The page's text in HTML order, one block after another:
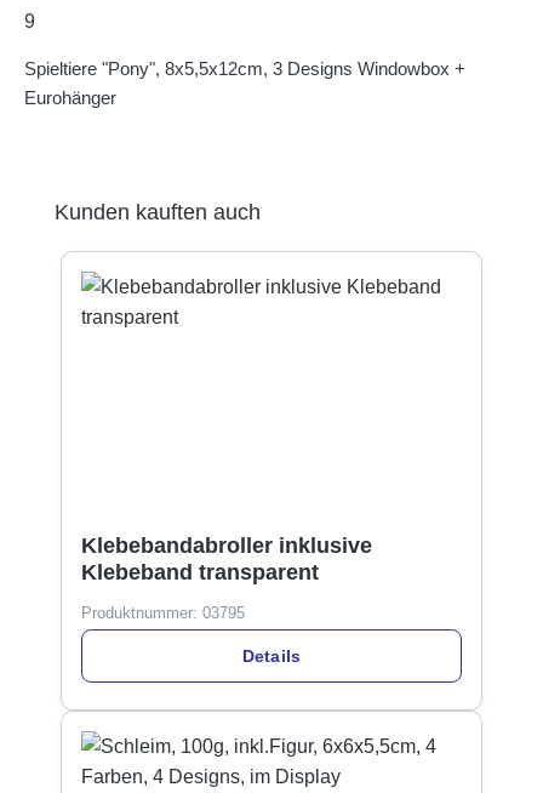
9
Spieltiere "Pony", 8x5,5x12cm, 3 Designs Windowbox +
Eurohänger
Produktgalerie überspringen
Kunden kauften auch
Klebebandabroller inklusive
Klebeband transparent
Produktnummer: 03795
Details